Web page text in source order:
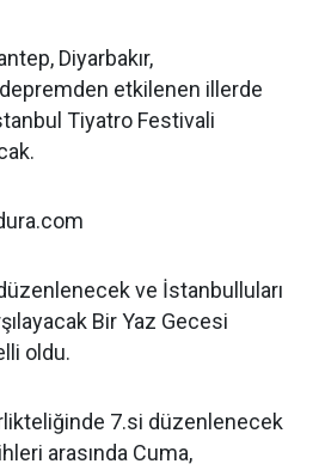
Diyarbakır,
etkilenen illerde
Tiyatro Festivali
ve İstanbulluları
Bir Yaz Gecesi
oldu.
7.si düzenlenecek
arasında Cuma,